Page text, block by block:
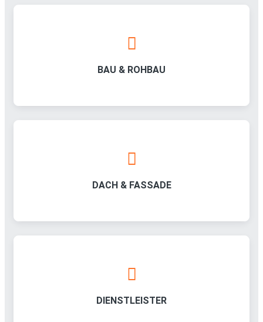
BAU & ROHBAU
DACH & FASSADE
DIENSTLEISTER